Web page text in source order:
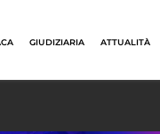
GIUDIZIARIA ATTUALITÀ